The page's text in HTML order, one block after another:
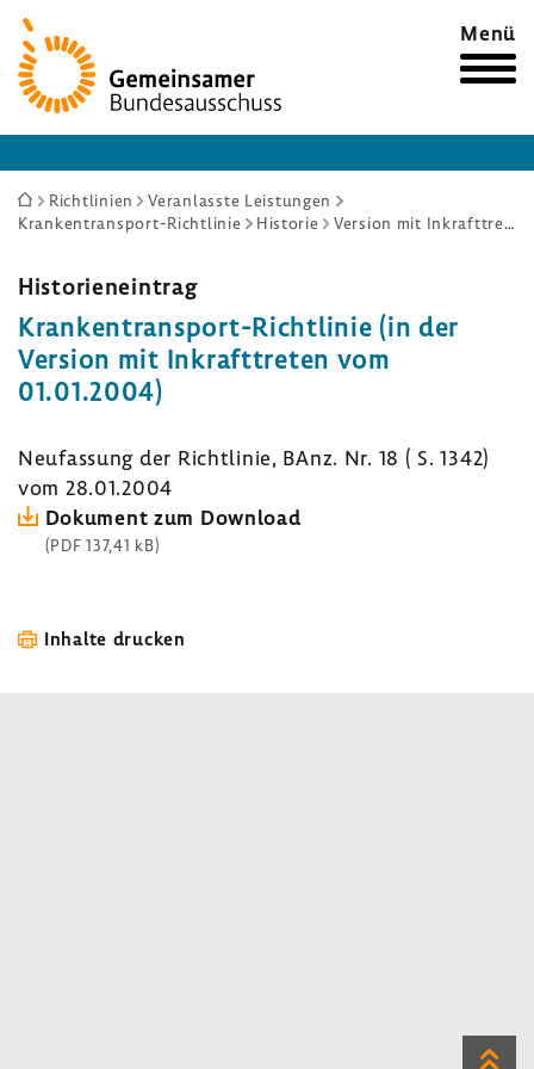
Zur
Startseite
Menü
Sie
sind
Richtlinien
Veranlasste Leistungen
Krankentransport-Richtlinie
Historie Version mit Inkrafttreten vom 01.01.2004
Histo­ri­en­ein­trag
Krankentransport-​Richtlinie (in der
Version mit Inkraft­treten vom
01.01.2004)
Neufas­sung der Richt­linie, BAnz. Nr. 18 ( S. 1342)
vom 28.01.2004
Doku­ment zum Down­load
(PDF 137,41 kB)
Inhalte drucken
Zum